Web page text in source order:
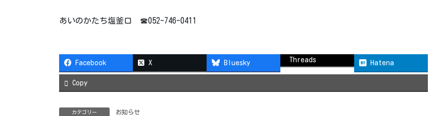
あいのかたち塩釜口 ☎052-746-0411
Facebook X Bluesky Threads Hatena
Copy
カテゴリー お知らせ